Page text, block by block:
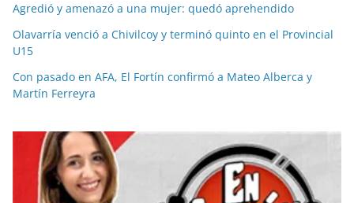
Agredió y amenazó a una mujer: quedó aprehendido
Olavarría venció a Chivilcoy y terminó quinto en el Provincial
U15
Con pasado en AFA, El Fortín confirmó a Mateo Alberca y
Martín Ferreyra